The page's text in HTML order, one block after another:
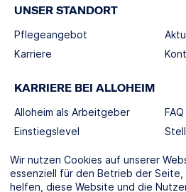
UNSER STANDORT
Pflegeangebot
Karriere
KARRIERE BEI ALLOHEIM
Alloheim als Arbeitgeber
Einstiegslevel
FAQ
Wir nutzen Cookies auf unserer
essenziell für den Betrieb der Seite,
helfen, diese Website und die